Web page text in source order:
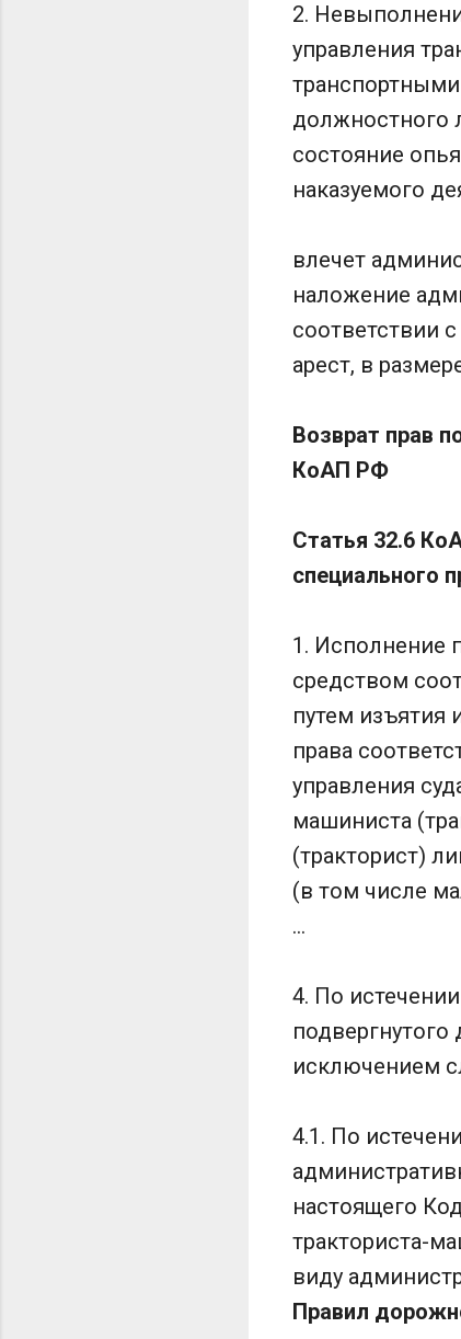
2.
управления
должностного
состояние
наказуемого
влечет
наложение
соответствии
арест, в
Возврат прав
КоАП РФ
Статья 32.6
специального
1. Исполнение
средством
путем изъятия
права
управления
машиниста
(тракторист)
(в том числе
...
4. По
исключением
4.1. По
настоящего
тракториста-
виду
Правил